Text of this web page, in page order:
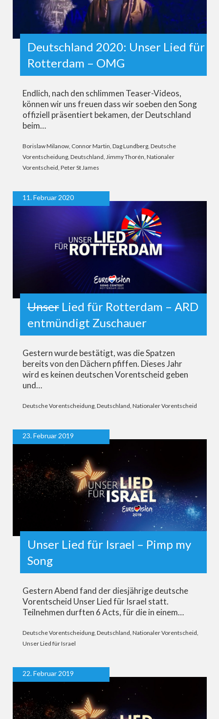
Deutschland 2020: Unser Lied für
Rotterdam – OMG
Endlich, nach den schlimmen Teaser-Videos,
können wir uns freuen dass wir soeben den Song
offiziell präsentiert bekamen, der Deutschland
beim…
Borislaw Milanow, Connor Martin, Dag Lundberg, Deutsche
Vorentscheidung, Deutschland, Jimmy Thorén, Nationaler
Vorentscheid, Peter St James
11. Februar 2020
UnserLied für Rotterdam – ARD
entmündigt Zuschauer
Gestern wurde bestätigt, was die Spatzen
bereits von den Dächern pfiffen. Dieses Jahr
wird es keinen deutschen Vorentscheid geben
und…
Deutsche Vorentscheidung, Deutschland Nationaler Vorentscheid
23. Februar 2019
Unser Lied für Israel – Pimp my
Song
Gestern Abend fand der diesjährige deutsche
Vorentscheid Unser Lied für Israel statt.
Teilnehmen durften 6 Acts, für die in einem…
Deutsche Vorentscheidung, Deutschland, Nationaler Vorentscheid,
Unser Lied für Israel
22. Februar 2019